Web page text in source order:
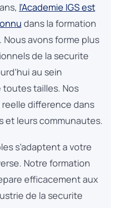
l’Academie IGS est
dans la formation
avons forme plus
de la securite
au sein
toutes tailles. Nos
difference dans
et leurs communautes.
s’adaptent a votre
Notre formation
efficacement aux
de la securite